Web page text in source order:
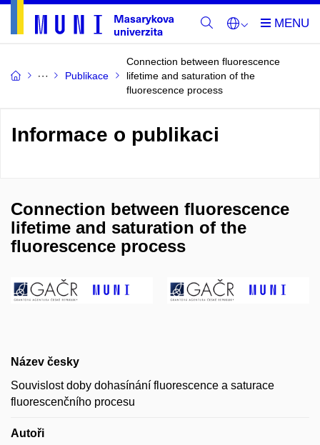
Publikace
Connection between fluorescence
lifetime and saturation of the
fluorescence process
Informace o publikaci
Connection between fluorescence
lifetime and saturation of the
fluorescence process
Název česky
Souvislost doby dohasínání fluorescence a saturace
fluorescenčního procesu
Autoři